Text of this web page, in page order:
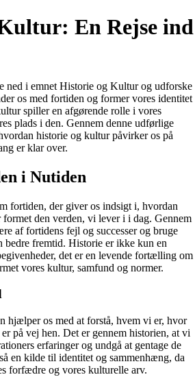
En Rejse ind
ned i emnet Historie og Kultur og udforske
os med fortiden og former vores identitet
spiller en afgørende rolle i vores
plads i den. Gennem denne udførlige
historie og kultur påvirker os på
er klar over.
i Nutiden
fortiden, der giver os indsigt i, hvordan
den verden, vi lever i i dag. Gennem
af fortidens fejl og successer og bruge
bedre fremtid. Historie er ikke kun en
det er en levende fortælling om
vores kultur, samfund og normer.
hjælper os med at forstå, hvem vi er, hvor
på vej hen. Det er gennem historien, at vi
erfaringer og undgå at gentage de
en kilde til identitet og sammenhæng, da
forfædre og vores kulturelle arv.